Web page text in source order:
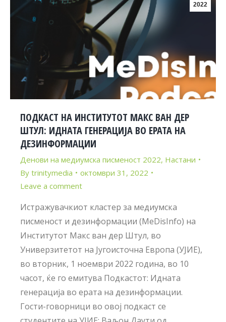
2022
ПОДКАСТ НА ИНСТИТУТОТ МАКС ВАН ДЕР
ШТУЛ: ИДНАТА ГЕНЕРАЦИЈА ВО ЕРАТА НА
ДЕЗИНФОРМАЦИИ
Денови на медиумска писменост 2022, Настани
By trinitymedia
октомври 31, 2022
Leave a comment
Истражувачкиот кластер за медиумска
писменост и дезинформации (MeDisInfo) на
Институтот Макс ван дер Штул, во
Универзитетот на Југоисточна Европа (УЈИЕ),
во вторник, 1 ноември 2022 година, во 10
часот, ќе го емитува Подкастот: Идната
генерација во ерата на дезинформации.
Гости-говорници во овој подкаст се